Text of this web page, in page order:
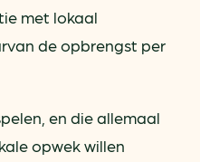
met lokaal
de opbrengst per
en die allemaal
opwek willen